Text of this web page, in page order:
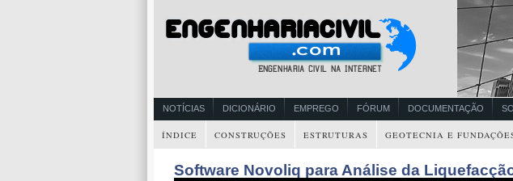
NOTÍCIAS DICIONÁRIO EMPREGO FÓRUM DOCUMENTAÇÃO
ÍNDICE CONSTRUÇÕES ESTRUTURAS GEOTECNIA E
Software Novoliq para Análise da